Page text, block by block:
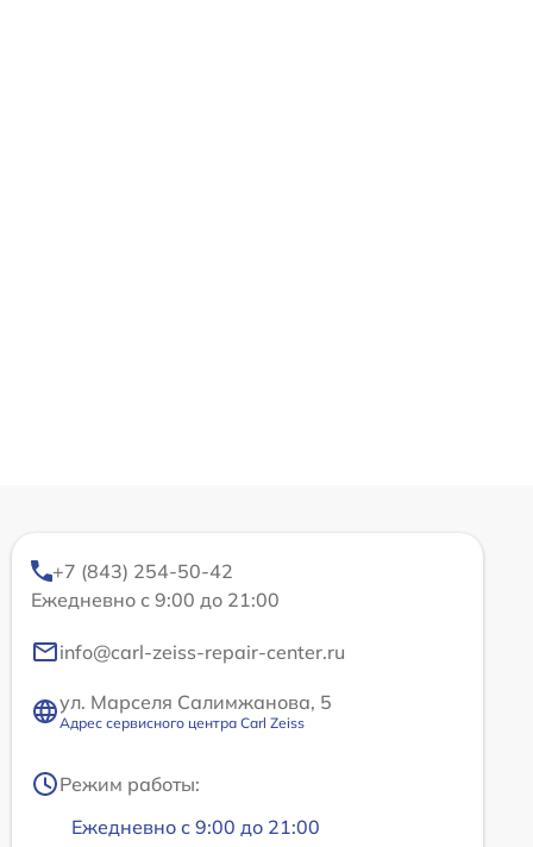
+7 (843) 254-50-42
Ежедневно с 9:00 до 21:00
info@carl-zeiss-repair-center.ru
ул. Марселя Салимжанова, 5
Адрес сервисного центра Carl Zeiss
Режим работы:
Ежедневно с 9:00 до 21:00